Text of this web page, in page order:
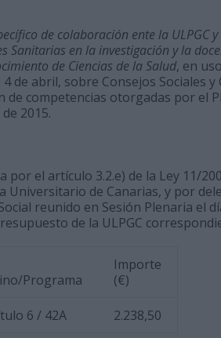
de colaboración ente la ULPGC y
Sanitarias en la investigación y la
de Ciencias de la Salud, en
de abril, sobre Consejos Sociales
competencias otorgadas por el
2015.
el artículo 3.2.e) de la Ley 11/
Universitario de Canarias, y por
reunido en Sesión Plenaria el
de la ULPGC
Programa
Importe
(€)
6 / 42A 2.238,50